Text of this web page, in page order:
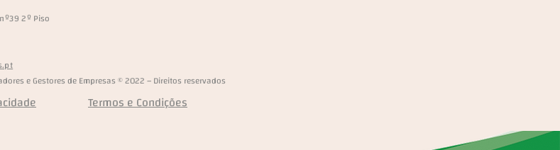
da República _ 18
2025
2º Piso
e Gestores de Empresas © 2022 – Direitos reservados
Termos e Condições